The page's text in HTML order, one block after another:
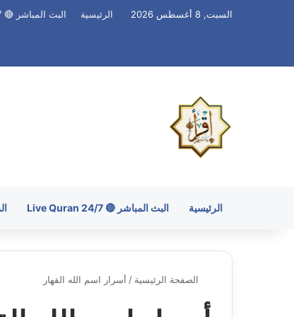
السبت, 8 أغسطس 2026 الرئيسية البث المباشر 🔴 Live Quran 24/7
الرئيسية البث المباشر 🔴 Live Quran 24/7
الصفحة الرئيسية / أسرار اسم الله القهار